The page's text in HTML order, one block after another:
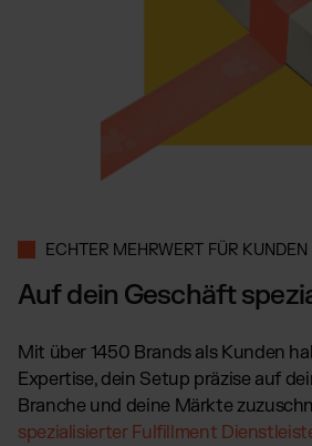
ECHTER MEHRWERT FÜR KUNDEN
Auf dein Geschäft
Mit über 1450 Brands als Kunden
Expertise, dein Setup präzise auf
Branche und deine Märkte
spezialisierter Fulfillment